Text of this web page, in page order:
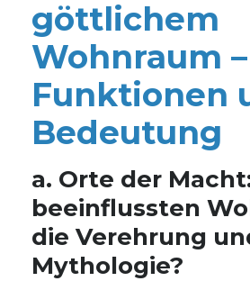
göttlichem
Wohnraum –
Funktionen
Bedeutung
a. Orte der
beeinflussten
die Verehrung
Mythologie?